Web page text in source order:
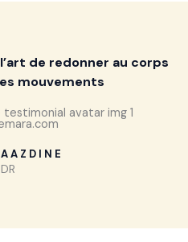
de redonner au corps
mouvements
DR